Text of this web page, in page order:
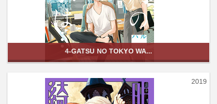
4-GATSU NO TOKYO WA...
2019